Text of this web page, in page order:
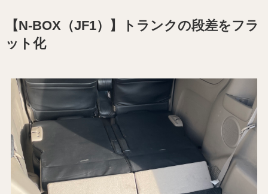
【N-BOX（JF1）】トランクの段差をフラ
ット化